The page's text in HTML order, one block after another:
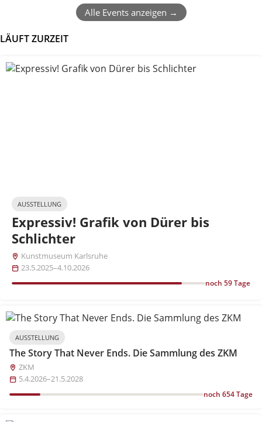
Alle Events anzeigen →
LÄUFT ZURZEIT
AUSSTELLUNG
Expressiv! Grafik von Dürer bis
Schlichter
Kunstmuseum Karlsruhe
23.5.2025–4.10.2026
noch 59 Tage
AUSSTELLUNG
The Story That Never Ends. Die Sammlung des ZKM
ZKM
5.4.2026–21.5.2028
noch 654 Tage